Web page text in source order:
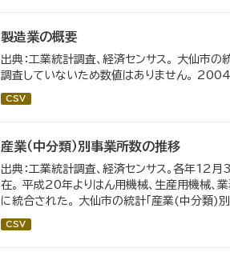
製造業の概要
出典：工業統計調査、経済センサス。 大仙市
調査していないため数値はありません。
CSV
産業（中分類）別事業所数の推移
出典：工業統計調査、経済センサス。各年
在。 平成20年よりはん用機械、生産用機械、
に統合された。 大仙市の統計「産業(中分類)別
CSV